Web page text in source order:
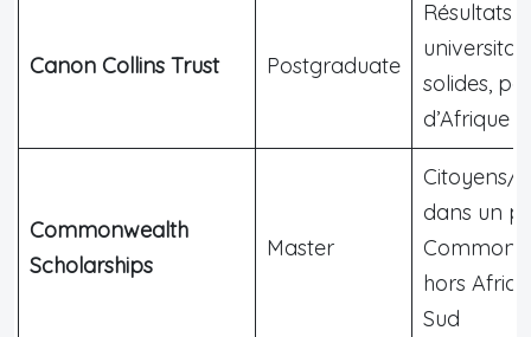
Canon Collins Trust Postgraduate
Résultats
solides,
d’Afrique
Commonwealth
Scholarships
Master
Citoyens/
dans un
hors
Sud